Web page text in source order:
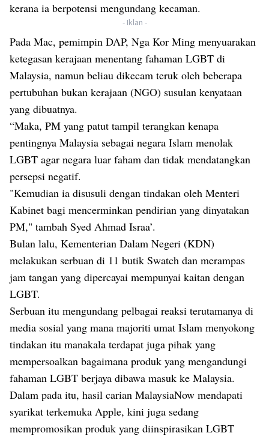
kerana ia berpotensi mengundang kecaman.
- Iklan -
Pada Mac, pemimpin DAP, Nga Kor Ming menyuarakan
ketegasan kerajaan menentang fahaman LGBT di
Malaysia, namun beliau dikecam teruk oleh beberapa
pertubuhan bukan kerajaan (NGO) susulan kenyataan
yang dibuatnya.
“Maka, PM yang patut tampil terangkan kenapa
pentingnya Malaysia sebagai negara Islam menolak
LGBT agar negara luar faham dan tidak mendatangkan
persepsi negatif.
"Kemudian ia disusuli dengan tindakan oleh Menteri
Kabinet bagi mencerminkan pendirian yang dinyatakan
PM," tambah Syed Ahmad Israa’.
Bulan lalu, Kementerian Dalam Negeri (KDN)
melakukan serbuan di 11 butik Swatch dan merampas
jam tangan yang dipercayai mempunyai kaitan dengan
LGBT.
Serbuan itu mengundang pelbagai reaksi terutamanya di
media sosial yang mana majoriti umat Islam menyokong
tindakan itu manakala terdapat juga pihak yang
mempersoalkan bagaimana produk yang mengandungi
fahaman LGBT berjaya dibawa masuk ke Malaysia.
Dalam pada itu, hasil carian MalaysiaNow mendapati
syarikat terkemuka Apple, kini juga sedang
mempromosikan produk yang diinspirasikan LGBT